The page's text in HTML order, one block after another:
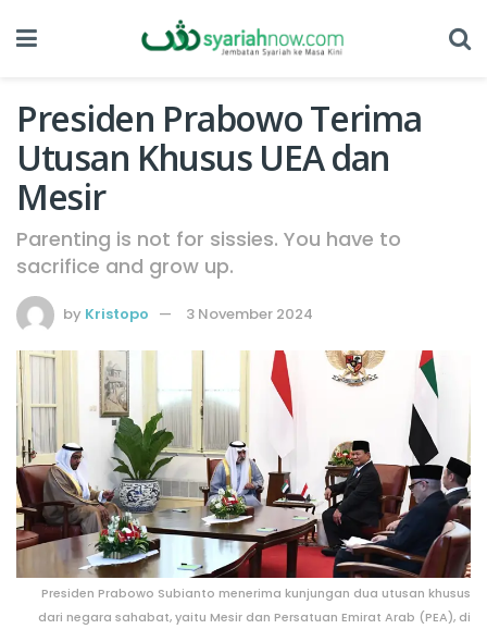
Presiden Prabowo Terima
Utusan Khusus UEA dan
Mesir
Parenting is not for sissies. You have to
sacrifice and grow up.
by Kristopo 3 November 2024
Presiden Prabowo Subianto menerima kunjungan dua utusan khusus
dari negara sahabat, yaitu Mesir dan Persatuan Emirat Arab (PEA), di